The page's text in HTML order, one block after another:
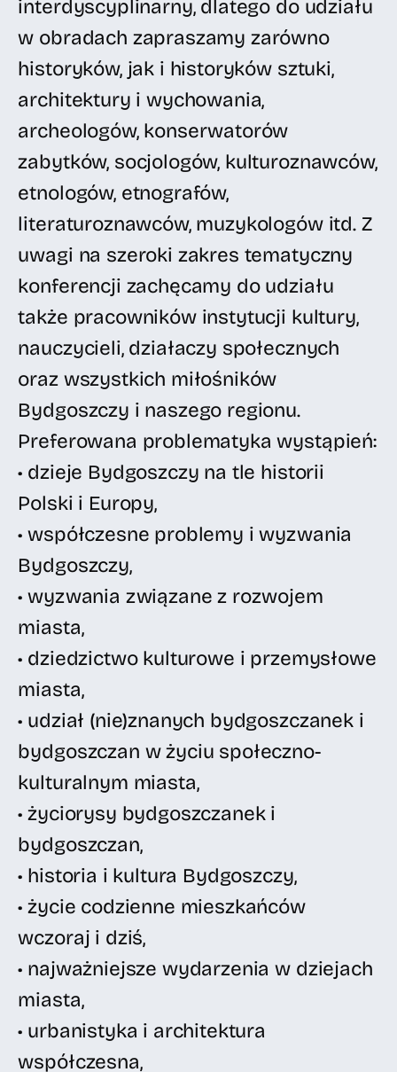
interdyscyplinarny, dlatego do udziału
w obradach zapraszamy zarówno
historyków, jak i historyków sztuki,
architektury i wychowania,
archeologów, konserwatorów
zabytków, socjologów, kulturoznawców,
etnologów, etnografów,
literaturoznawców, muzykologów itd. Z
uwagi na szeroki zakres tematyczny
konferencji zachęcamy do udziału
także pracowników instytucji kultury,
nauczycieli, działaczy społecznych
oraz wszystkich miłośników
Bydgoszczy i naszego regionu.
Preferowana problematyka wystąpień:
• dzieje Bydgoszczy na tle historii
Polski i Europy,
• współczesne problemy i wyzwania
Bydgoszczy,
• wyzwania związane z rozwojem
miasta,
• dziedzictwo kulturowe i przemysłowe
miasta,
• udział (nie)znanych bydgoszczanek i
bydgoszczan w życiu społeczno-
kulturalnym miasta,
• życiorysy bydgoszczanek i
bydgoszczan,
• historia i kultura Bydgoszczy,
• życie codzienne mieszkańców
wczoraj i dziś,
• najważniejsze wydarzenia w dziejach
miasta,
• urbanistyka i architektura
współczesna,